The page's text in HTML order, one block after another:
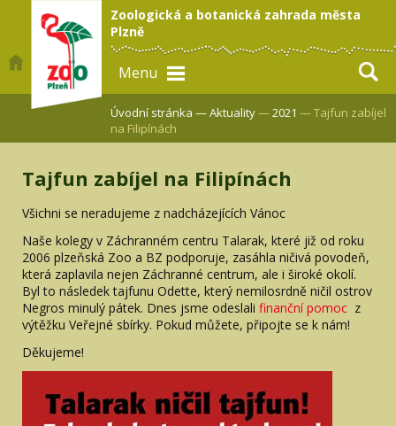
Zoologická a botanická zahrada města
Plzně
Menu
Úvodní stránka —Aktuality—2021 — Tajfun zabíjel
na Filipínách
Tajfun zabíjel na Filipínách
Všichni se neradujeme z nadcházejících Vánoc
Naše kolegy v Záchranném centru Talarak, které již od roku
2006 plzeňská Zoo a BZ podporuje, zasáhla ničivá povodeň,
která zaplavila nejen Záchranné centrum, ale i široké okolí.
Byl to následek tajfunu Odette, který nemilosrdně ničil ostrov
Negros minulý pátek. Dnes jsme odeslali finanční pomoc z
výtěžku Veřejné sbírky. Pokud můžete, připojte se k nám!
Děkujeme!